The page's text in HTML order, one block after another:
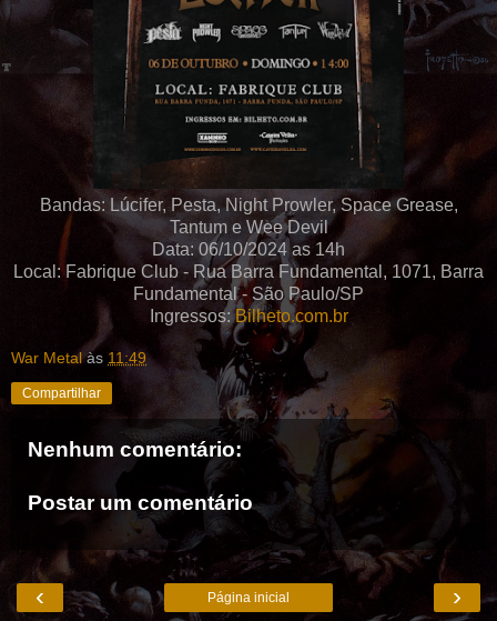
Bandas: Lúcifer, Pesta, Night Prowler, Space Grease,
Tantum e Wee Devil
Data: 06/10/2024 as 14h
Local: Fabrique Club - Rua Barra Fundamental, 1071, Barra
Fundamental - São Paulo/SP
Ingressos:Bilheto.com.br
War Metal às 11:49
Compartilhar
Nenhum comentário:
Postar um comentário
‹ ›
Página inicial